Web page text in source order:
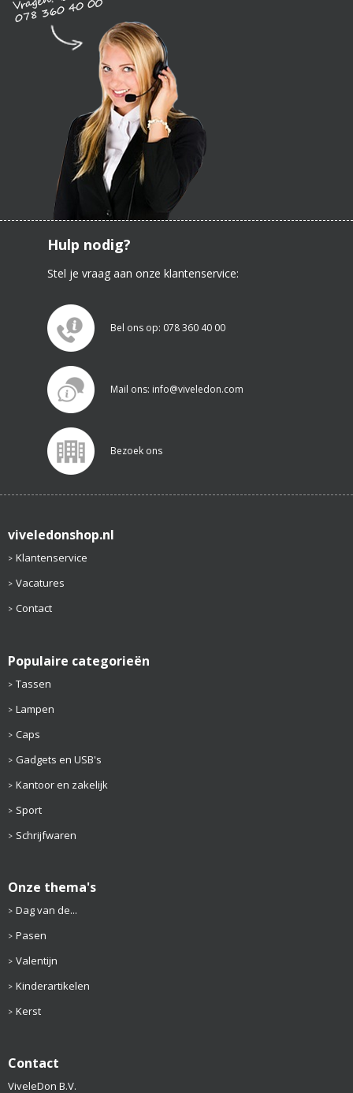
Hulp nodig?
Stel je vraag aan onze klantenservice:
Bel ons op: 078 360 40 00
Mail ons: info@viveledon.com
Bezoek ons
viveledonshop.nl
Klantenservice
Vacatures
Contact
Populaire categorieën
Tassen
Lampen
Caps
Gadgets en USB's
Kantoor en zakelijk
Sport
Schrijfwaren
Onze thema's
Dag van de...
Pasen
Valentijn
Kinderartikelen
Kerst
Contact
ViveleDon B.V.